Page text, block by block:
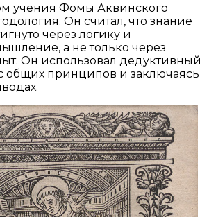
учения Фомы Аквинского
Он считал, что знание
через логику и
а не только через
Он использовал дедуктивный
общих принципов и заключаясь